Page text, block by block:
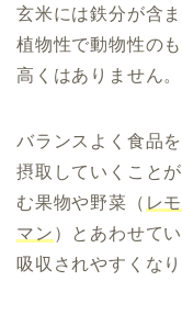
玄米には鉄分が含
植物性で動物性の
高くはありません。
バランスよく食品
摂取していくこと
む果物や野菜（ レ
マン ）とあわせて
吸収されやすくなり